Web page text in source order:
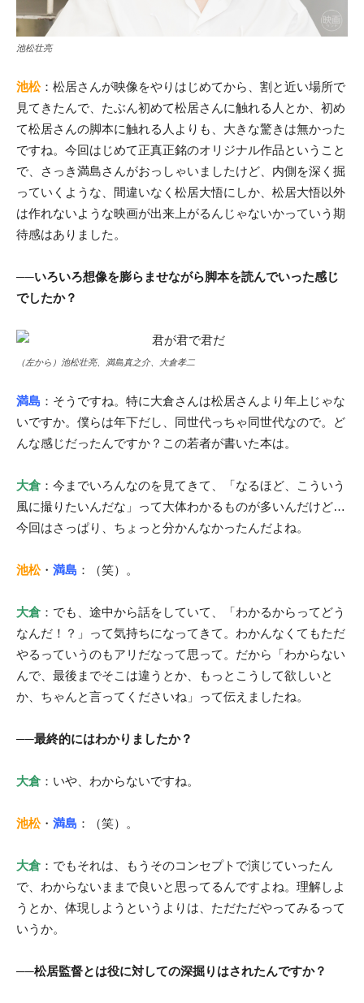
池松壮亮
池松：松居さんが映像をやりはじめてから、割と近い場所で
見てきたんで、たぶん初めて松居さんに触れる人とか、初め
て松居さんの脚本に触れる人よりも、大きな驚きは無かった
ですね。今回はじめて正真正銘のオリジナル作品ということ
で、さっき満島さんがおっしゃいましたけど、内側を深く掘
っていくような、間違いなく松居大悟にしか、松居大悟以外
は作れないような映画が出来上がるんじゃないかっていう期
待感はありました。
──いろいろ想像を膨らませながら脚本を読んでいった感じ
でしたか？
（左から）池松壮亮、満島真之介、大倉孝二
満島 ：そうですね。特に大倉さんは松居さんより年上じゃな
いですか。僕らは年下だし、同世代っちゃ同世代なので。ど
んな感じだったんですか？この若者が書いた本は。
大倉：今までいろんなのを見てきて、「なるほど、こういう
風に撮りたいんだな」って大体わかるものが多いんだけど…
今回はさっぱり、ちょっと分かんなかったんだよね。
池松・ 満島 ：（笑）。
大倉：でも、途中から話をしていて、「わかるからってどう
なんだ！？」って気持ちになってきて。わかんなくてもただ
やるっていうのもアリだなって思って。だから「わからない
んで、最後までそこは違うとか、もっとこうして欲しいと
か、ちゃんと言ってくださいね」って伝えましたね。
──最終的にはわかりましたか？
大倉：いや、わからないですね。
池松・ 満島 ：（笑）。
大倉：でもそれは、もうそのコンセプトで演じていったん
で、わからないままで良いと思ってるんですよね。理解しよ
うとか、体現しようというよりは、ただただやってみるって
いうか。
──松居監督とは役に対しての深掘りはされたんですか？